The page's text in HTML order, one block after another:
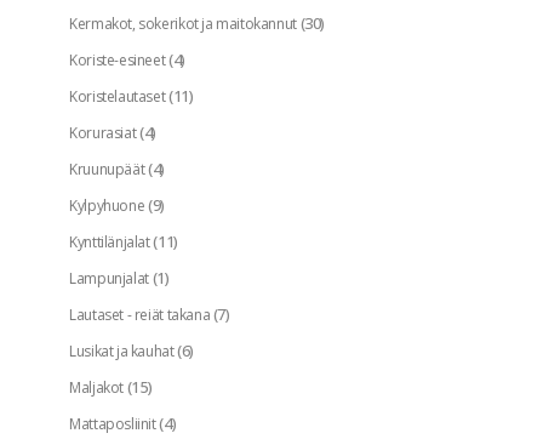
Kermakot, sokerikot ja maitokannut(30)
Koriste-esineet(4)
Koristelautaset(11)
Korurasiat(4)
Kruunupäät(4)
Kylpyhuone(9)
Kynttilänjalat(11)
Lampunjalat(1)
Lautaset - reiät takana(7)
Lusikat ja kauhat(6)
Maljakot(15)
Mattaposliinit(4)